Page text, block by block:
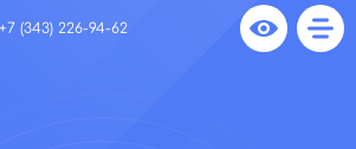
+7 (343) 226-94-62